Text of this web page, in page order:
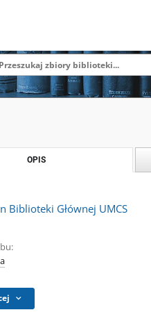
OPIS
Biblioteki Głównej UMCS